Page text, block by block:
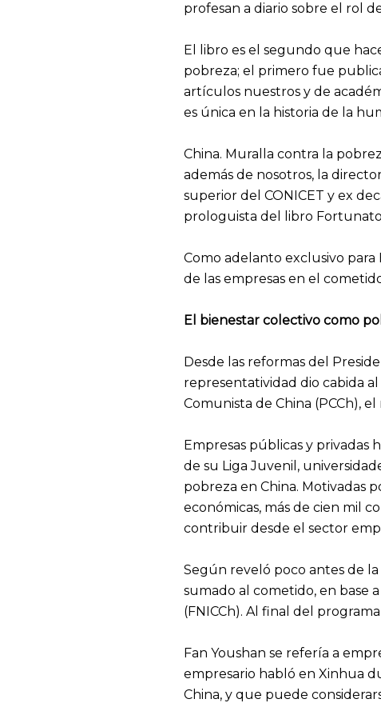
profesan a diario sobre el rol
El libro es el segundo que
pobreza; el primero fue
artículos nuestros y de
es única en la historia de la
China. Muralla contra la
además de nosotros, la
superior del CONICET y ex
prologuista del libro
Como adelanto exclusivo para
de las empresas en el
El bienestar colectivo como
Desde las reformas del
representatividad dio cabida
Comunista de China (PCCh),
Empresas públicas y privadas
de su Liga Juvenil,
pobreza en China. Motivadas
económicas, más de cien mil
contribuir desde el sector
Según reveló poco antes de
sumado al cometido, en base
(FNICCh). Al final del
Fan Youshan se refería a
empresario habló en Xinhua
China, y que puede